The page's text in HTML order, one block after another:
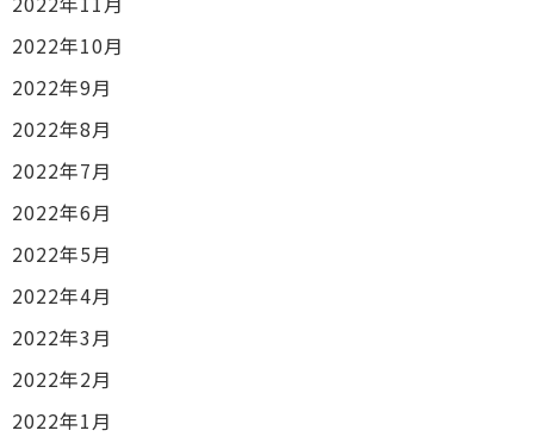
2022年10月
2022年9月
2022年8月
2022年7月
2022年6月
2022年5月
2022年4月
2022年3月
2022年2月
2022年1月